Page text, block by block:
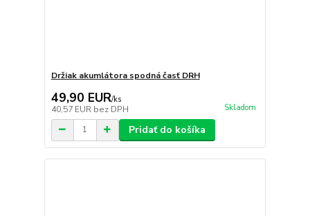
Držiak akumlátora spodná časť DRH
49,90 EUR/ks
40,57 EUR bez DPH Skladom
Pridať do košíka